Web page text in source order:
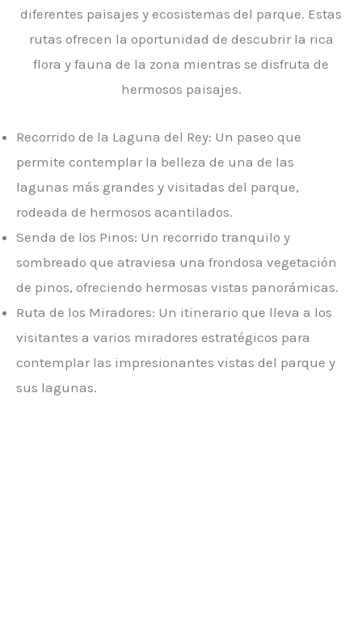
diferentes paisajes y ecosistemas del parque. Estas
rutas ofrecen la oportunidad de descubrir la rica
flora y fauna de la zona mientras se disfruta de
hermosos paisajes.
Recorrido de la Laguna del Rey: Un paseo que
permite contemplar la belleza de una de las
lagunas más grandes y visitadas del parque,
rodeada de hermosos acantilados.
Senda de los Pinos: Un recorrido tranquilo y
sombreado que atraviesa una frondosa vegetación
de pinos, ofreciendo hermosas vistas panorámicas.
Ruta de los Miradores: Un itinerario que lleva a los
visitantes a varios miradores estratégicos para
contemplar las impresionantes vistas del parque y
sus lagunas.